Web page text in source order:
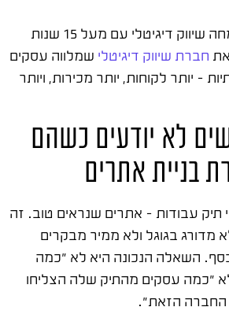
, מומחה שיווק דיגיטלי עם מעל 15 שנות
חברת שיווק דיגיטלי שמלווה עסקים
– יותר לקוחות, יותר מכירות, ויותר
לא יודעים כשהם
בניית אתרים
תיק עבודות – אתרים שנראים טוב. זה
בגוגל ולא ממיר מבקרים
השאלה הנכונה היא לא "כמה
"כמה עסקים מהתיק שלה הצליחו
הזאת".